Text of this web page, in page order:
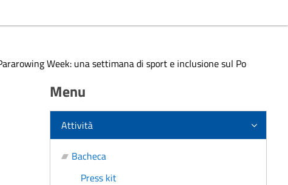
Week: una settimana di sport e inclusione sul Po
Menu
Attività
Bacheca
Press kit